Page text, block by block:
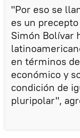
"Por eso se
es un
Simón Bolívar
en términos
económico y
condición de
pluripolar",